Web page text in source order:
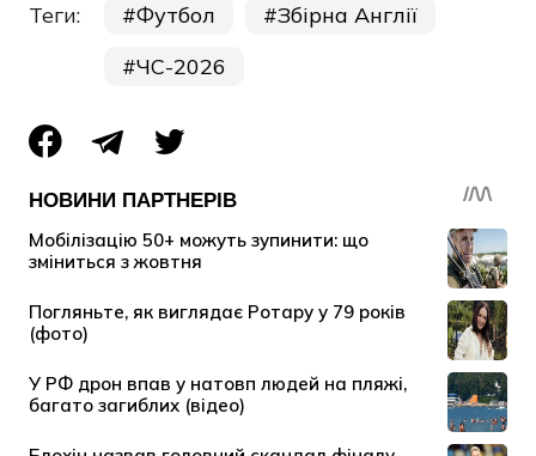
Теги: Футбол
Збірна Англії
ЧС-2026